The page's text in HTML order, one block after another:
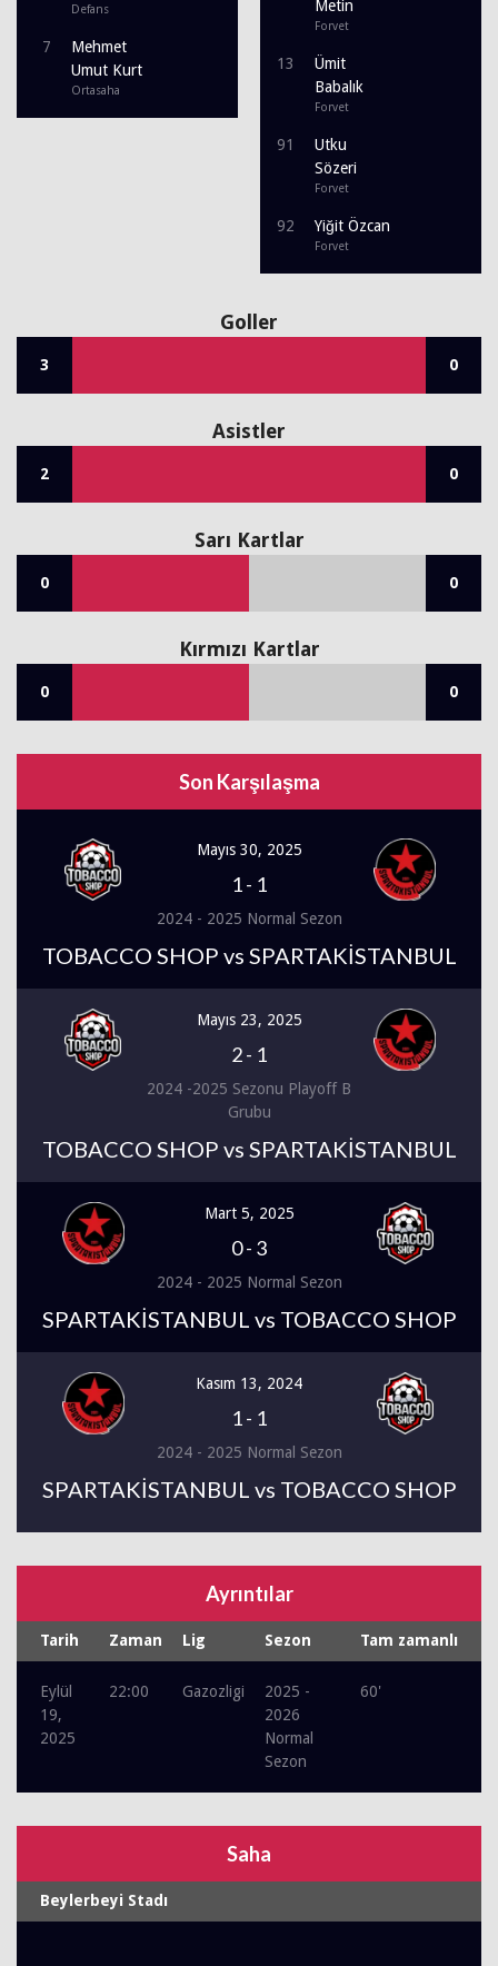
Defans
7
Mehmet
Umut Kurt
Ortasaha
Metin
Forvet
13
Ümit
Babalık
Forvet
91
Utku
Sözeri
Forvet
92 Yiğit Özcan
Forvet
Goller
3 0
Asistler
2 0
Sarı Kartlar
0 0
Kırmızı Kartlar
0 0
Son Karşılaşma
Mayıs 30, 2025
1- 1
2024 - 2025 Normal Sezon
TOBACCO SHOP vs SPARTAKİSTANBUL
Mayıs 23, 2025
2- 1
2024 -2025 Sezonu Playoff B
Grubu
TOBACCO SHOP vs SPARTAKİSTANBUL
Mart 5, 2025
0- 3
2024 - 2025 Normal Sezon
SPARTAKİSTANBUL vs TOBACCO SHOP
Kasım 13, 2024
1- 1
2024 - 2025 Normal Sezon
SPARTAKİSTANBUL vs TOBACCO SHOP
Ayrıntılar
Tarih Zaman Lig Sezon Tam zamanlı
Eylül
19,
2025
22:00 Gazozligi
2025 -
2026
Normal
Sezon
60'
Saha
Beylerbeyi Stadı